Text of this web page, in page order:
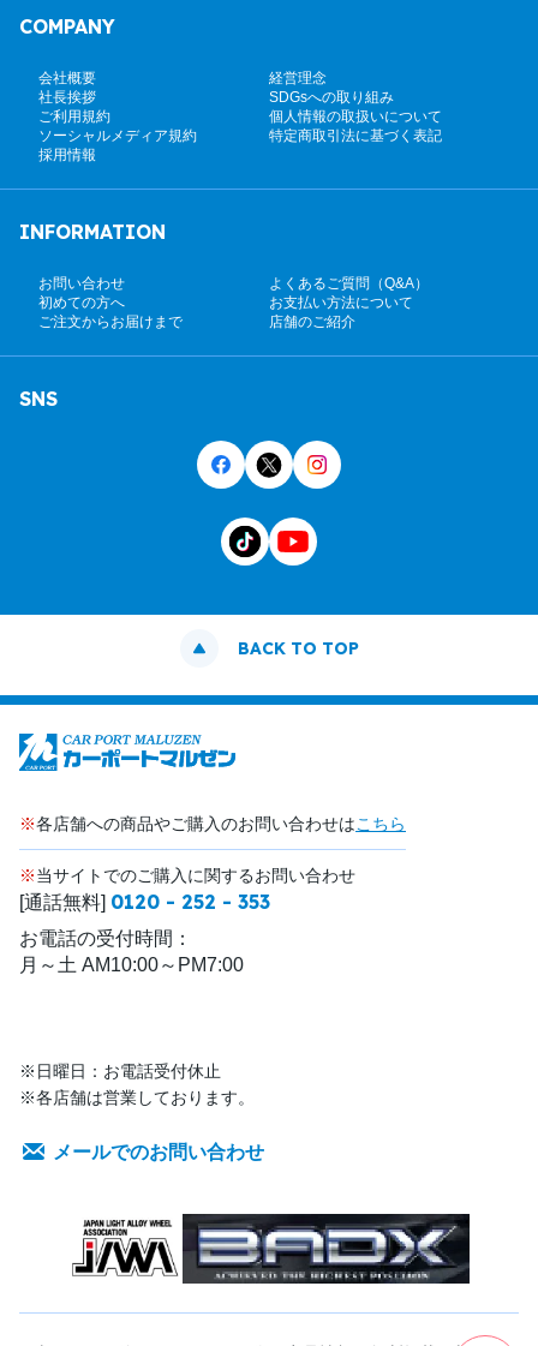
COMPANY
会社概要
経営理念
社長挨拶
SDGsへの取り組み
ご利用規約
個人情報の取扱いについて
ソーシャルメディア規約
特定商取引法に基づく表記
採用情報
INFORMATION
お問い合わせ
よくあるご質問（Q&A）
初めての方へ
お支払い方法について
ご注文からお届けまで
店舗のご紹介
SNS
BACK TO TOP
※各店舗への商品やご購入のお問い合わせはこちら
※当サイトでのご購入に関するお問い合わせ
[通話無料] 0120 - 252 - 353
お電話の受付時間：
月～土 AM10:00～PM7:00
※日曜日：お電話受付休止
※各店舗は営業しております。
メールでのお問い合わせ